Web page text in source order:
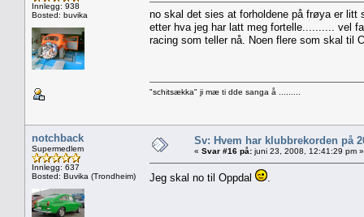
Innlegg: 938
Bosted: buvika
no skal det sies at forholdene på frøya er litt
etter hva jeg har latt meg fortelle.......... vel
racing som teller nå. Noen flere som skal til
"schitsækka" ji mæ ti dde sanga å .........
notchback
Supermedlem
Innlegg: 637
Bosted: Buvika (Trondheim)
Sv: Hvem har klubbrekorden på
« Svar #16 på: juni 23, 2008, 12:41:29 pm »
Jeg skal no til Oppdal